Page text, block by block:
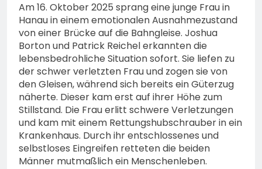
Am 16. Oktober 2025 sprang eine junge Frau in
Hanau in einem emotionalen Ausnahmezustand
von einer Brücke auf die Bahngleise. Joshua
Borton und Patrick Reichel erkannten die
lebensbedrohliche Situation sofort. Sie liefen zu
der schwer verletzten Frau und zogen sie von
den Gleisen, während sich bereits ein Güterzug
näherte. Dieser kam erst auf ihrer Höhe zum
Stillstand. Die Frau erlitt schwere Verletzungen
und kam mit einem Rettungshubschrauber in ein
Krankenhaus. Durch ihr entschlossenes und
selbstloses Eingreifen retteten die beiden
Männer mutmaßlich ein Menschenleben.